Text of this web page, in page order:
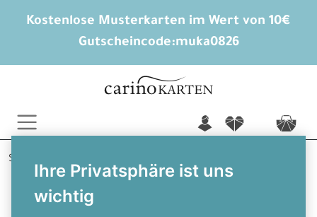
Kostenlose Musterkarten im Wert von 10€
Gutscheincode:muka0826
Ihre Privatsphäre ist uns
wichtig
n f c
Startseite
Freudentränen Taschentücher
Karla und Lucas
Taschentuchbanderole im